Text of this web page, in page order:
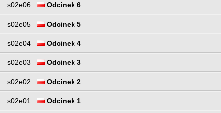
s02e06 Odcinek 6
s02e05 Odcinek 5
s02e04 Odcinek 4
s02e03 Odcinek 3
s02e02 Odcinek 2
s02e01 Odcinek 1